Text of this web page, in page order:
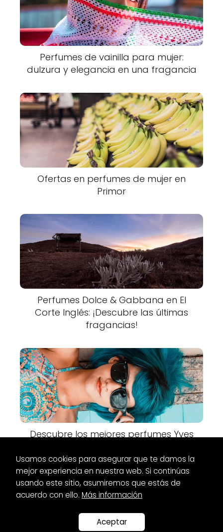
Perfumes de vainilla para mujer:
dulzura y elegancia en una fragancia
Ofertas en perfumes de mujer en
Primor
Perfumes Dolce & Gabbana en El
Corte Inglés: ¡Descubre las últimas
fragancias!
Descubre los mejores perfumes Yves
Tendencias tendencias arbol de navidad 2023
Usamos cookies para asegurar que te damos la
mejor experiencia en nuestra web. Si continúas
usando este sitio, asumiremos que estás de
acuerdo con ello. Más información
Aceptar